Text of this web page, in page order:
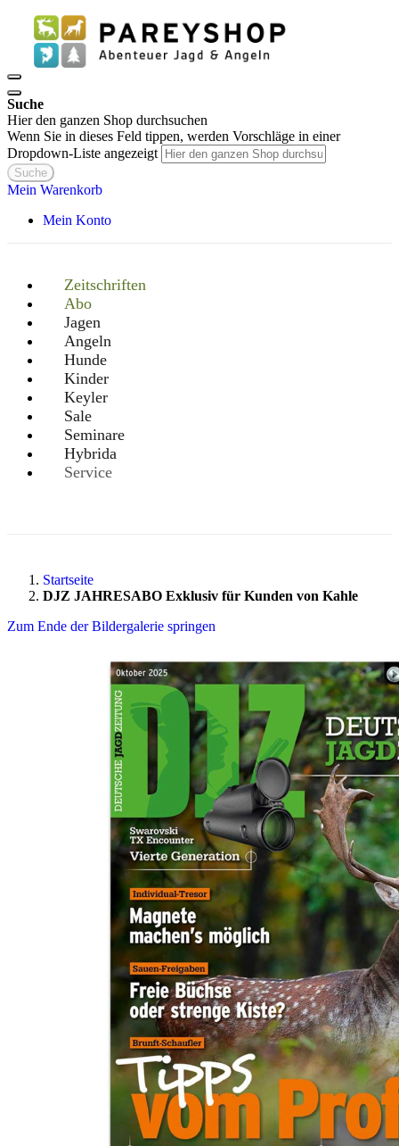
Suche
Hier den ganzen Shop durchsuchen
Wenn Sie in dieses Feld tippen, werden Vorschläge in einer
Dropdown-Liste angezeigt
Suche
Mein Warenkorb
Mein Konto
Zeitschriften
Abo
Jagen
Angeln
Hunde
Kinder
Keyler
Sale
Seminare
Hybrida
Service
Startseite
DJZ JAHRESABO Exklusiv für Kunden von Kahle
Zum Ende der Bildergalerie springen
Zum Anfang der Bildergalerie springen
DJZ JAHRESABO